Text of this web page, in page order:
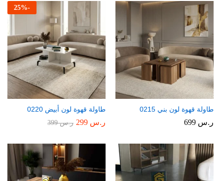
طاولة قهوة لون بني 0215
ر.س
-
25%
طاولة قهوة لون أبيض 0220
ر.س ر.س399